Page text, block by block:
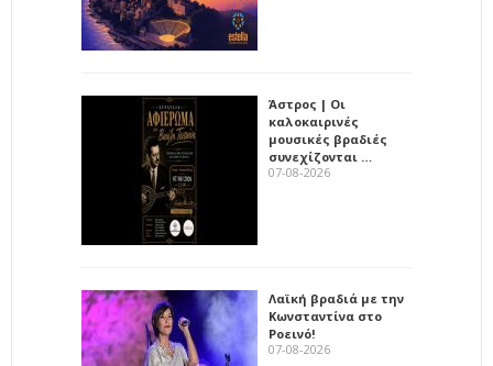
Άστρος | Οι
καλοκαιρινές
μουσικές βραδιές
συνεχίζονται …
07-08-2026
Λαϊκή βραδιά με την
Κωνσταντίνα στο
Ροεινό!
07-08-2026